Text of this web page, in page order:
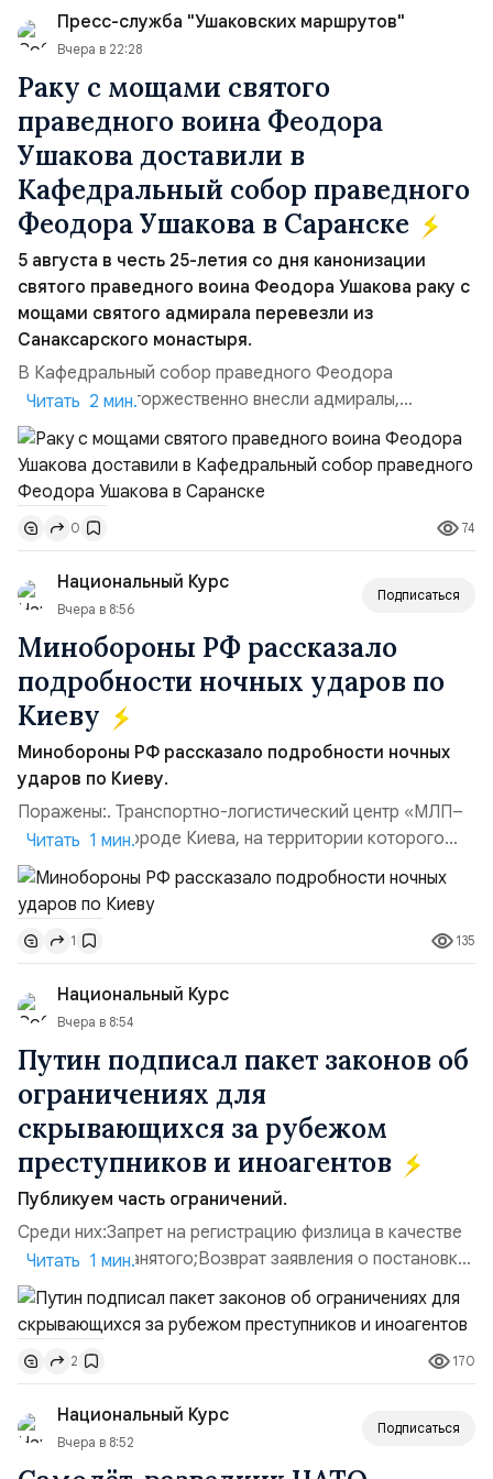
Пресс-служба "Ушаковских маршрутов"
Вчера в 22:28
Раку с мощами святого
праведного воина Феодора
Ушакова доставили в
Кафедральный собор праведного
Феодора Ушакова в Саранске
5 августа в честь 25-летия со дня канонизации
святого праведного воина Феодора Ушакова раку с
мощами святого адмирала перевезли из
Санаксарского монастыря.
В Кафедральный собор праведного Феодора
Ушакова раку торжественно внесли адмиралы,
участвовавшие в канонизации святого праведного
воина Феодора Ушакова 25 лет назад:Адмирал
Владимир Прокофьевич Валуев, командующий
Балтийским флотом ВМФ России (2001–2006
гг.);Адмирал Владимир Петрович Комоедов,
командующий Черноморским флотом ВМФ России
(1998–2002 г...
Читать 2 мин.
0 74
Национальный Курс
Вчера в 8:56
Подписаться
Минобороны РФ рассказало
подробности ночных ударов по
Киеву
Минобороны РФ рассказало подробности ночных
ударов по Киеву.
Поражены:. Транспортно-логистический центр «МЛП–
Чайка» в пригороде Киева, на территории которого
осуществлялось хранение, сборка а также запуск с
прилегающего полевого аэродром «Чайка»
дальнобойных БПЛА ВСУ; Складские помещения
«Транс-Логистик» в Оболонском районе г. Киев,
использовавшиеся для хранения военного
имущества ВСУ; Сортировочны...
Читать 1 мин.
1 135
Национальный Курс
Вчера в 8:54
Путин подписал пакет законов об
ограничениях для
скрывающихся за рубежом
преступников и иноагентов
Публикуем часть ограничений.
Среди них:Запрет на регистрацию физлица в качестве
ИП или самозанятого;Возврат заявления о постановке
недвижимости на кадастровый учет;Ограничение
водительских прав;Запрет регистрации транспортных
средств и на заключение сделок по
доверенности;Отказ в заключении кредитного
договора, предоставлении государственных и
муниципальных услуг онл...
Читать 1 мин.
2 170
Национальный Курс
Вчера в 8:52
Подписаться